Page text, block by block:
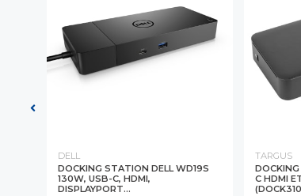
DELL
DOCKING STATION DELL WD19S
130W, USB-C, HDMI,
DISPLAYPORT...
TARGUS
C HDMI